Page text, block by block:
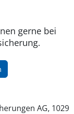
gerne bei
AG, 1029